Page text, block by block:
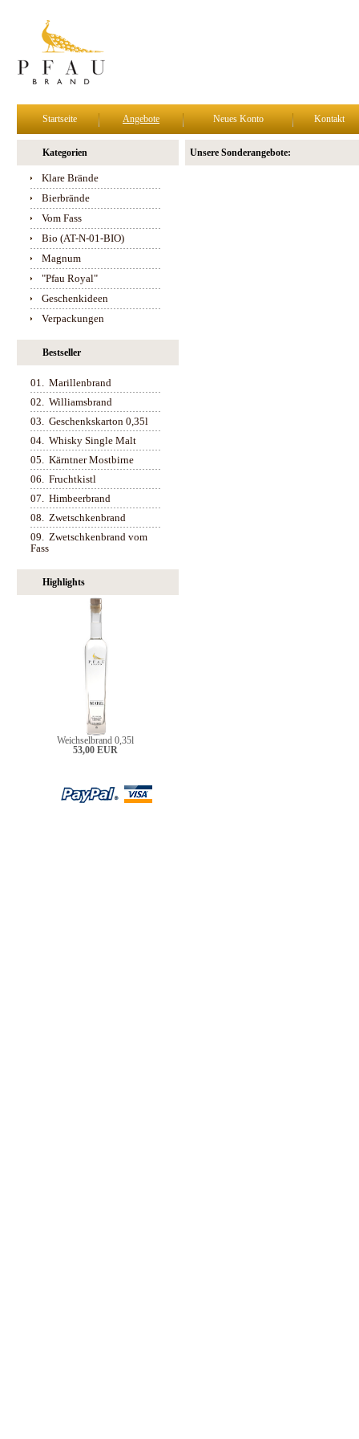
Startseite Angebote Neues Konto Kontakt
Kategorien
Klare Brände
Bierbrände
Vom Fass
Bio (AT-N-01-BIO)
Magnum
"Pfau Royal"
Geschenkideen
Verpackungen
Bestseller
01. Marillenbrand
02. Williamsbrand
03. Geschenkskarton 0,35l
04. Whisky Single Malt
05. Kärntner Mostbirne
06. Fruchtkistl
07. Himbeerbrand
08. Zwetschkenbrand
09. Zwetschkenbrand vom
Fass
Highlights
Weichselbrand 0,35l
53,00 EUR
Unsere Sonderangebote: